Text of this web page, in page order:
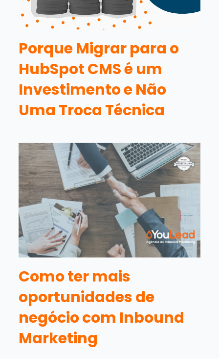
Porque Migrar para o
HubSpot CMS é um
Investimento e Não
Uma Troca Técnica
Como ter mais
oportunidades de
negócio com Inbound
Marketing